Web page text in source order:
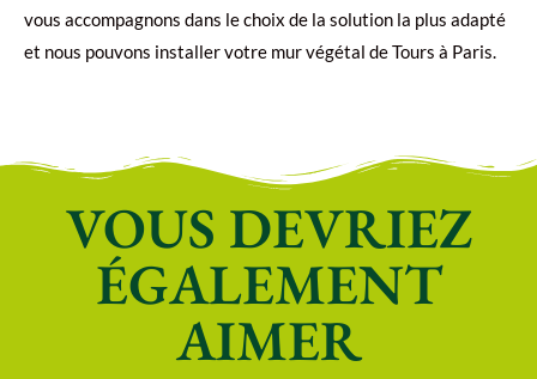
vous accompagnons dans le choix de la solution la plus adapté
et nous pouvons installer votre mur végétal de Tours à Paris.
VOUS DEVRIEZ
ÉGALEMENT
AIMER